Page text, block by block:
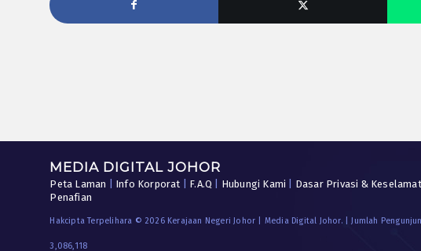
MEDIA DIGITAL JOHOR
Peta Laman Info Korporat F.A.Q Hubungi Kami Dasar Privasi &
Penafian
Hakcipta Terpelihara © 2026 Kerajaan Negeri Johor | Media Digital Johor. | Jumlah
3,086,118